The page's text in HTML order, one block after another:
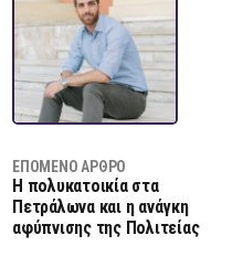
ΕΠΌΜΕΝΟ ΆΡΘΡΟ
Η πολυκατοικία στα
Πετράλωνα και η ανάγκη
αφύπνισης της Πολιτείας